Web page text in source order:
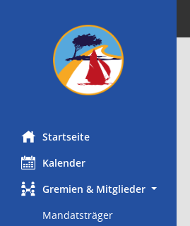
Startseite
Kalender
Gremien & Mitglieder
Mandatsträger